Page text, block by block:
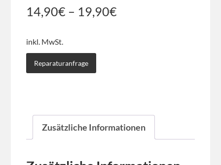
14,90€ – 19,90€
inkl. MwSt.
Reparaturanfrage
Zusätzliche Informationen